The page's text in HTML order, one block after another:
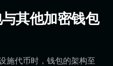
其他加密钱包
施代币时，钱包的架构至